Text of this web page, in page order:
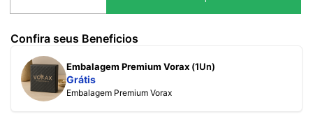
Confira seus Beneficios
Embalagem Premium Vorax (1Un)
Grátis
Embalagem Premium Vorax